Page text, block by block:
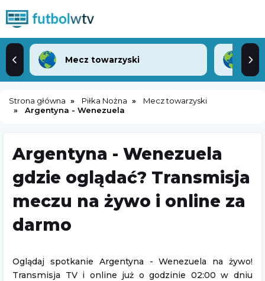
Mecz towarzyski
Strona główna Piłka Nożna
Mecz towarzyski
Argentyna - Wenezuela
Argentyna - Wenezuela
gdzie oglądać? Transmisja
meczu na żywo i online za
darmo
Oglądaj spotkanie Argentyna - Wenezuela na żywo!
Transmisja TV i online już o godzinie 02:00 w dniu